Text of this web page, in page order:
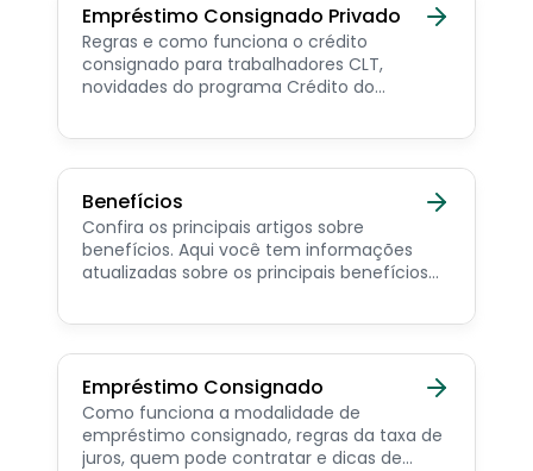
Empréstimo Consignado Privado
Regras e como funciona o crédito
consignado para trabalhadores CLT,
novidades do programa Crédito do
consignado privado.
Benefícios
Confira os principais artigos sobre
benefícios. Aqui você tem informações
atualizadas sobre os principais benefícios
pensionista e beneficiários de programas
Empréstimo Consignado
Como funciona a modalidade de
empréstimo consignado, regras da taxa de
juros, quem pode contratar e dicas de